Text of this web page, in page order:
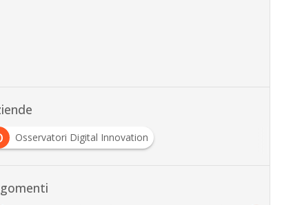
Osservatori Digital Innovation